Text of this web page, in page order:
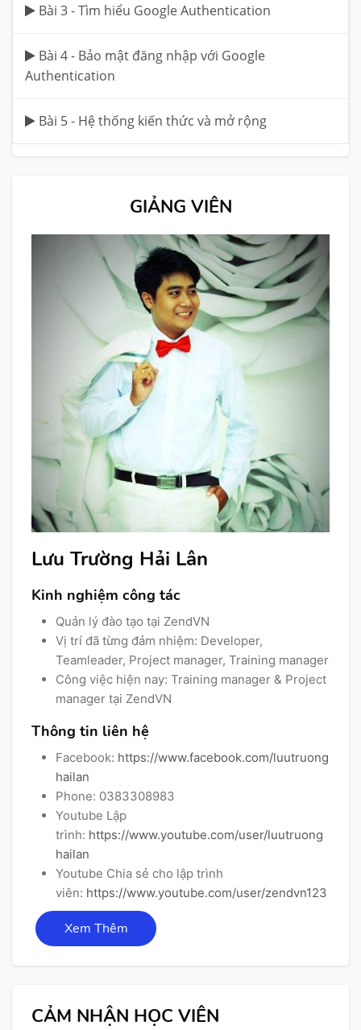
Bài 3 - Tìm hiểu Google Authentication
Bài 4 - Bảo mật đăng nhập với Google
Authentication
Bài 5 - Hệ thống kiến thức và mở rộng
GIẢNG VIÊN
Lưu Trường Hải Lân
Kinh nghiệm công tác
Quản lý đào tạo tại ZendVN
Vị trí đã từng đảm nhiệm: Developer,
Teamleader, Project manager, Training manager
Công việc hiện nay: Training manager & Project
manager tại ZendVN
Thông tin liên hệ
Facebook: https://www.facebook.com/luutruong
hailan
Phone: 0383308983
Youtube Lập
trình: https://www.youtube.com/user/luutruong
hailan
Youtube Chia sẻ cho lập trình
viên: https://www.youtube.com/user/zendvn123
Xem Thêm
CẢM NHẬN HỌC VIÊN